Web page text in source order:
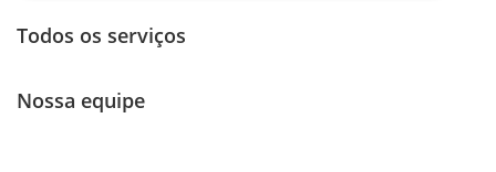
Todos os serviços
Nossa equipe